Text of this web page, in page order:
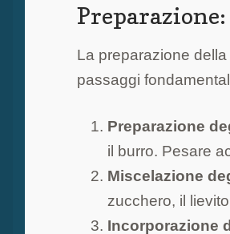
Preparazione:
La preparazione
passaggi
Preparazione
il burro. Pesare
Miscelazione
zucchero, il
Incorporazione